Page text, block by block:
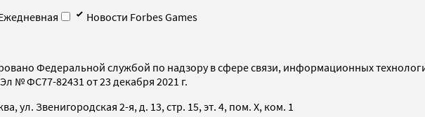
Новости Forbes Games
Федеральной службой по надзору в сфере связи, информационных
№ ФС77-82431 от 23 декабря 2021 г.
ул. Звенигородская 2-я, д. 13, стр. 15, эт. 4, пом. X, ком. 1